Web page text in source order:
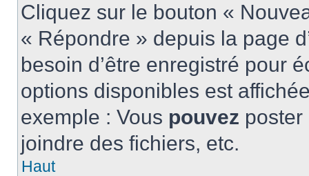
Cliquez sur le bouton «
« Répondre » depuis la page
besoin d’être enregistré pour
options disponibles est
exemple : Vous pouvez
joindre des fichiers, etc.
Haut